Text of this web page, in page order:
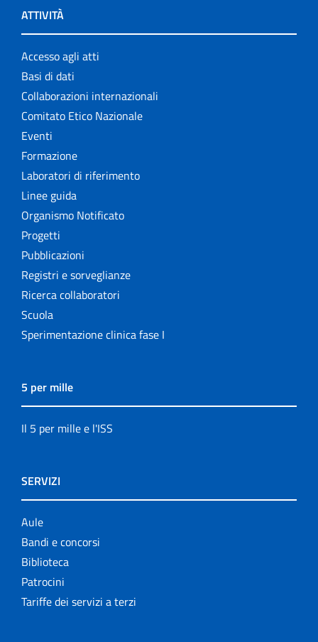
ATTIVITÀ
Accesso agli atti
Basi di dati
Collaborazioni internazionali
Comitato Etico Nazionale
Eventi
Formazione
Laboratori di riferimento
Linee guida
Organismo Notificato
Progetti
Pubblicazioni
Registri e sorveglianze
Ricerca collaboratori
Scuola
Sperimentazione clinica fase I
5 per mille
Il 5 per mille e l'ISS
SERVIZI
Aule
Bandi e concorsi
Biblioteca
Patrocini
Tariffe dei servizi a terzi